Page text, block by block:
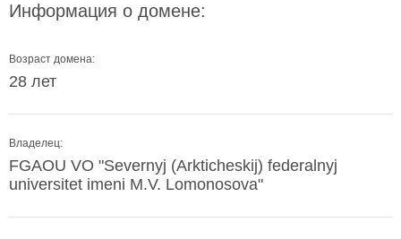
Информация о домене:
Возраст домена:
28 лет
Владелец:
FGAOU VO "Severnyj (Arkticheskij) federalnyj
universitet imeni M.V. Lomonosova"